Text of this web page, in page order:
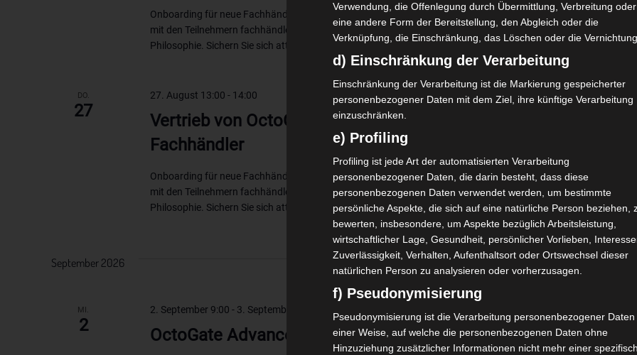
Onboarding für neue Fachhändler – In diesem Webinar bespricht und diskutiert der OctoGate Vertrieb
mit den Teilnehmern fachhändlerspezifische Themen wie Technologien, Konditionen und unsere
Philosophie. Sichern Sie sich attraktive Konditionen...
DO.
27
Vertrieb von OctoGate IT-Businesslösung – Das Webinar für
Fachhändler
27. August 13:00 - 14:00
Onboarding für neue Fachhändler – In diesem Webinar bespricht und diskutiert der OctoGate Vertrieb
mit den Teilnehmern fachhändlerspezifische Themen wie Technologien, Konditionen und unsere
Philosophie. Sichern Sie sich attraktive Konditionen...
September 2026
MI.
2 OctoGate Advanced Zertifizierung
2. September 9:00 - 3. September 16:00
Verwendung, die Offenlegung durch Übermittlung, Verbreitung oder
eine andere Form der Bereitstellung, den Abgleich oder die
Verknüpfung, die Einschränkung, das Löschen oder die Vernichtung.
d) Einschränkung der Verarbeitung
Einschränkung der Verarbeitung ist die Markierung gespeicherter
personenbezogener Daten mit dem Ziel, ihre künftige Verarbeitung
einzuschränken.
e) Profiling
Profiling ist jede Art der automatisierten Verarbeitung
personenbezogener Daten, die darin besteht, dass diese
personenbezogenen Daten verwendet werden, um bestimmte
persönliche Aspekte, die sich auf eine natürliche Person beziehen,
bewerten, insbesondere, um Aspekte bezüglich Arbeitsleistung,
wirtschaftlicher Lage, Gesundheit, persönlicher Vorlieben,
Zuverlässigkeit, Verhalten, Aufenthaltsort oder Ortswechsel dieser
natürlichen Person zu analysieren oder vorherzusagen.
f) Pseudonymisierung
Pseudonymisierung ist die Verarbeitung personenbezogener Daten
einer Weise, auf welche die personenbezogenen Daten ohne
Hinzuziehung zusätzlicher Informationen nicht mehr einer